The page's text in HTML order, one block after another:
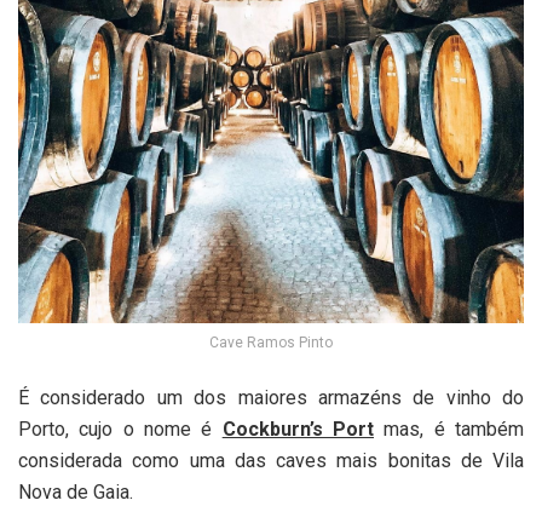
Cave Ramos Pinto
É considerado um dos maiores armazéns de vinho do
Porto, cujo o nome é Cockburn’s Port mas, é também
considerada como uma das caves mais bonitas de Vila
Nova de Gaia.